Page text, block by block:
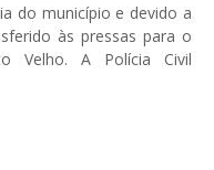
do município e devido a
às pressas para o
Velho. A Polícia Civil